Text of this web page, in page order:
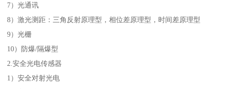
7）光通讯
8）激光测距：三角反射原理型，相位差原理型，时间差原理型
9）光栅
10）防爆/隔爆型
2.安全光电传感器
1）安全对射光电